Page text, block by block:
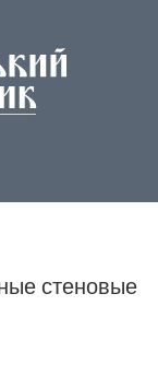
стеновые